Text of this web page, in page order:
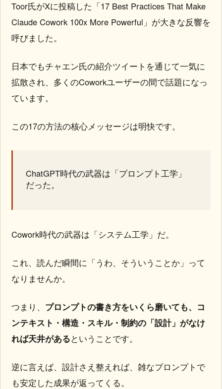
Toor氏がXに投稿した「17 Best Practices That Make
Claude Cowork 100x More Powerful」が大きな反響を
呼びました。
日本でもチャエン氏の紹介ツイートを通じて一気に
拡散され、多くのCoworkユーザーの間で話題になっ
ています。
この17の方法の核心メッセージは明快です。
ChatGPT時代の武器は「プロンプト工学」
だった。
Cowork時代の武器は「システム工学」だ。
これ、読んだ瞬間に「うわ、そういうことか」って
なりませんか。
つまり、 プロンプトの書き方をいくら磨いても、コ
ンテキスト・構造・スキル・制約の「設計」がなけ
れば天井があるということです。
逆に言えば、設計さえ整えれば、雑なプロンプトで
も安定した成果が返ってくる。